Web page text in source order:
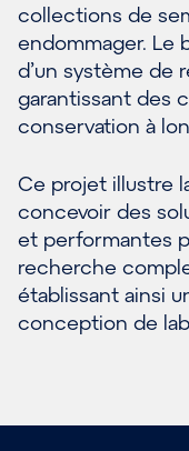
collections de
endommager. Le
d’un système de
garantissant des
conservation à
Ce projet illustre
concevoir des
et performantes
recherche
établissant ainsi
conception de